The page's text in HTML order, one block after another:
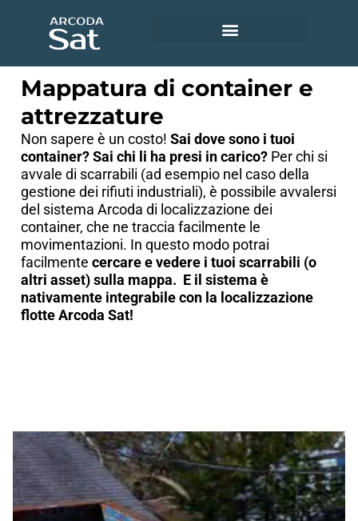
Mappatura di container e
attrezzature
Non sapere è un costo! Sai dove sono i tuoi
container? Sai chi li ha presi in carico? Per chi si
avvale di scarrabili (ad esempio nel caso della
gestione dei rifiuti industriali), è possibile avvalersi
del sistema Arcoda di localizzazione dei
container, che ne traccia facilmente le
movimentazioni. In questo modo potrai
facilmente cercare e vedere i tuoi scarrabili (o
altri asset) sulla mappa. E il sistema è
nativamente integrabile con la localizzazione
flotte Arcoda Sat!